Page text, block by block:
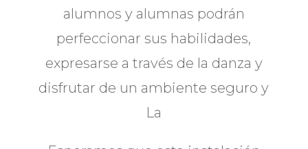
alumnos y alumnas podrán
perfeccionar sus habilidades,
expresarse a través de la danza y
disfrutar de un ambiente seguro y
La